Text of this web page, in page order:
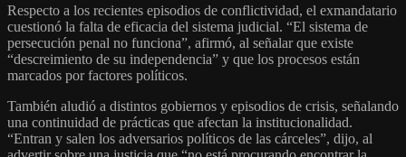
Respecto a los recientes episodios de conflictividad, el exmandatario
cuestionó la falta de eficacia del sistema judicial. “El sistema de
persecución penal no funciona”, afirmó, al señalar que existe
“descreimiento de su independencia” y que los procesos están
marcados por factores políticos.
También aludió a distintos gobiernos y episodios de crisis, señalando
una continuidad de prácticas que afectan la institucionalidad.
“Entran y salen los adversarios políticos de las cárceles”, dijo, al